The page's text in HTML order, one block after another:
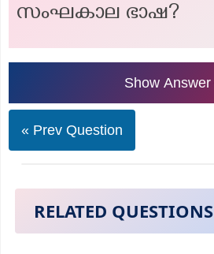
സംഘകാല ഭാഷ?
Show Answer
« Prev Question
RELATED QUESTIONS